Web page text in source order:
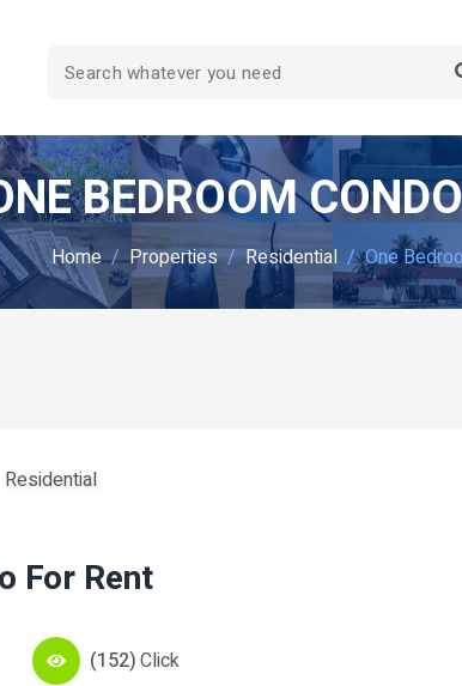
BEDROOM
Home Properties Residential One
Residential
For Rent
(152)Click